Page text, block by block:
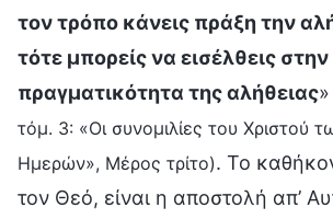
τον τρόπο κάνεις πράξη την
τότε μπορείς να εισέλθεις στην
πραγματικότητα της αλήθειας»
τόμ. 3: «Οι συνομιλίες του Χριστού
Ημερών», Μέρος τρίτο). Το
τον Θεό, είναι η αποστολή απ’